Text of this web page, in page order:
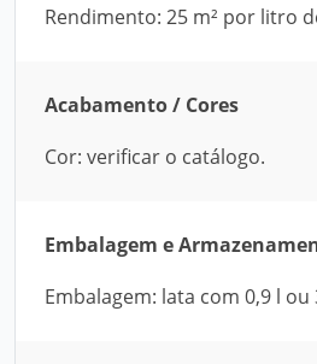
Rendimento: 25 m² por litro
Acabamento / Cores
Cor: verificar o catálogo.
Embalagem e
Embalagem: lata com 0,9 l ou